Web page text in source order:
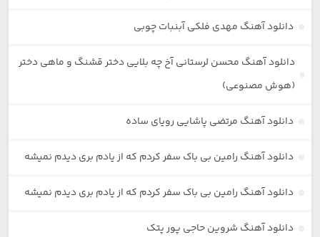
دانلود آهنگ مهدی فلکی آبنبات چوبی
دانلود آهنگ محسن لرستانی آخ چه بلایی دختر قشنگ و ماهی دختر
(هوش مصنوعی)
دانلود آهنگ مرتضی پاشایی رویای ساده
دانلود آهنگ رامین بی باک سفر کردم که از یادم بری دیدم نمیشه
دانلود آهنگ رامین بی باک سفر کردم که از یادم بری دیدم نمیشه
دانلود آهنگ شروین حاجی پور پتک